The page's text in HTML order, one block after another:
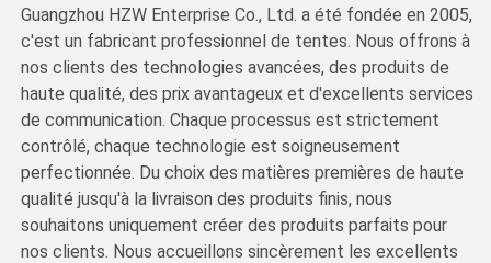
Guangzhou HZW Enterprise Co., Ltd. a été fondée en 2005,
c'est un fabricant professionnel de tentes. Nous offrons à
nos clients des technologies avancées, des produits de
haute qualité, des prix avantageux et d'excellents services
de communication. Chaque processus est strictement
contrôlé, chaque technologie est soigneusement
perfectionnée. Du choix des matières premières de haute
qualité jusqu'à la livraison des produits finis, nous
souhaitons uniquement créer des produits parfaits pour
nos clients. Nous accueillons sincèrement les excellents